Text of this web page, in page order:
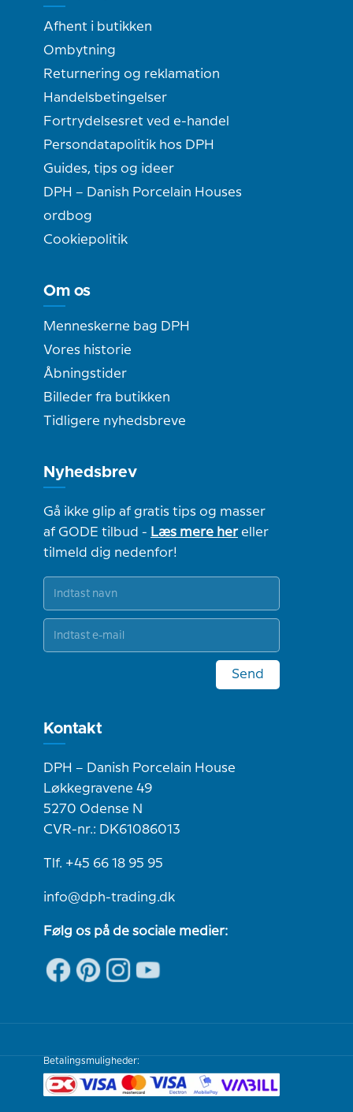
Afhent i butikken
Ombytning
Returnering og reklamation
Handelsbetingelser
Fortrydelsesret ved e-handel
Persondatapolitik hos DPH
Guides, tips og ideer
DPH – Danish Porcelain Houses
ordbog
Cookiepolitik
Om os
Menneskerne bag DPH
Vores historie
Åbningstider
Billeder fra butikken
Tidligere nyhedsbreve
Nyhedsbrev
Gå ikke glip af gratis tips og masser
af GODE tilbud - Læs mere hereller
tilmeld dig nedenfor!
Send
Kontakt
DPH – Danish Porcelain House
Løkkegravene 49
5270 Odense N
CVR-nr.: DK61086013
Tlf. +45 66 18 95 95
info@dph-trading.dk
Følg os på de sociale medier:
Betalingsmuligheder: